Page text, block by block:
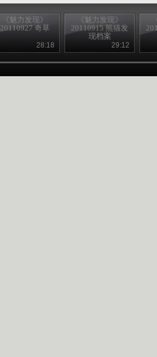
《魅力发现》
20110927 奇草
28:18
《魅力发现》
20110915 熊猫发
现档案
29:12